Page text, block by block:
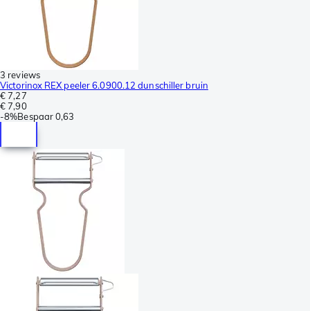
3 reviews
Victorinox REX peeler 6.0900.12 dunschiller bruin
€ 7,27
€ 7,90
-8%Bespaar0,63